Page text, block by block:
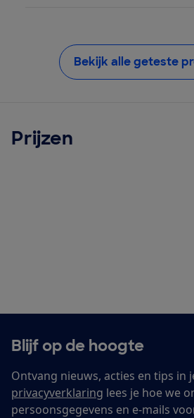
Bekijk alle geteste
Prijzen
Blijf op de hoogte
Ontvang nieuws, acties en tips in
privacyverklaring lees je hoe we
persoonsgegevens en e-mails